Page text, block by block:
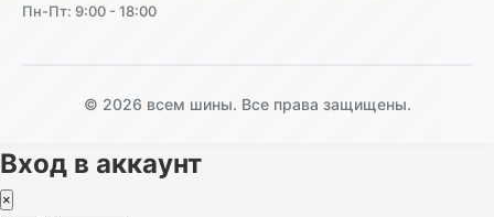
Пн-Пт: 9:00 - 18:00
© 2026 всем шины. Все права защищены.
Вход в аккаунт
×